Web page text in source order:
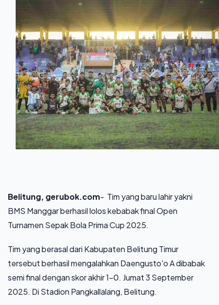
Belitung, gerubok.com- Tim yang baru lahir yakni
BMS Manggar berhasil lolos kebabak final Open
Turnamen Sepak Bola Prima Cup 2025.
Tim yang berasal dari Kabupaten Belitung Timur
tersebut berhasil mengalahkan Daengusto'o A dibabak
semi final dengan skor akhir 1-0. Jumat 3 September
2025. Di Stadion Pangkallalang, Belitung.